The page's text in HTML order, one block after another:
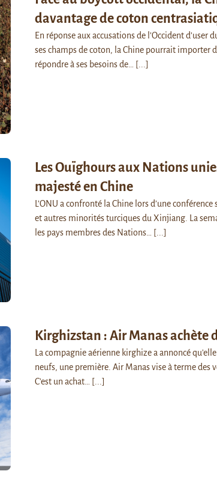
davantage de coton
En réponse aux accusations de l’Occident d’user
ses champs de coton, la Chine pourrait importer
répondre à ses besoins de…
[...]
Les Ouïghours aux Nations
majesté en Chine
L’ONU a confronté la Chine lors d’une
et autres minorités turciques du Xinjiang. La
les pays membres des Nations…
[...]
Kirghizstan : Air Manas achète
La compagnie aérienne kirghize a annoncé
neufs, une première. Air Manas vise à terme des
C'est un achat…
[...]